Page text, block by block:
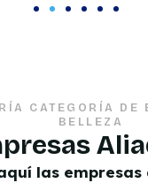
CATEGORÍA DE
BELLEZA
las